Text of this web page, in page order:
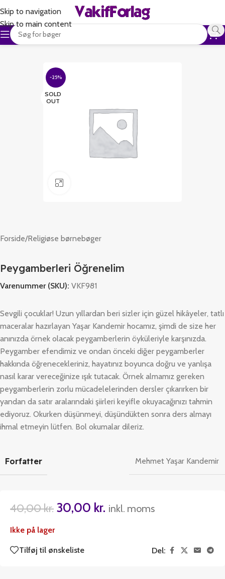
Skip to navigation
Skip to main content
-25%
SOLD
OUT
Forside/Religiøse børnebøger
Peygamberleri Öğrenelim
Varenummer (SKU): VKF981
Sevgili çocuklar! Uzun yıllardan beri sizler için güzel hikâyeler, tatlı
maceralar hazırlayan Yaşar Kandemir hocamız, şimdi de size her
anınızda örnek olacak peygamberlerin öyküleriyle karşınızda.
Peygamber efendimiz ve ondan önceki diğer peygamberler
hakkında öğrenecekleriniz, hayatınız boyunca doğru ve yanlışa
nasıl karar vereceğinize ışık tutacak. Örnek almamız gereken
peygamberlerin zorlu mücadelelerinden dersler çıkarırken bir
yandan da satır aralarındaki şiirleri keyifle okuyacağınızı tahmin
ediyoruz. Okurken düşünmeyi, düşündükten sonra ders almayı
ihmal etmeyin lütfen. Bol okumalar dileriz.
Forfatter Mehmet Yaşar Kandemir
40,00kr. 30,00 kr. inkl. moms
Ikke på lager
Tilføj til ønskeliste Del: